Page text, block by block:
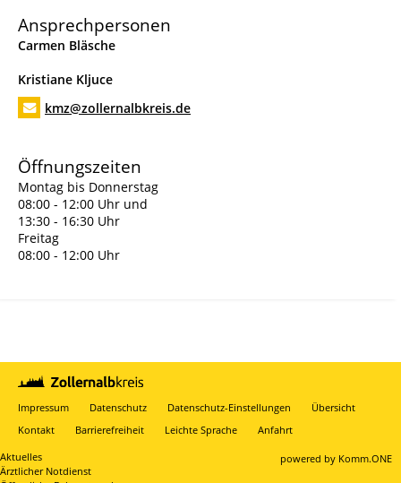
Ansprechpersonen
Carmen Bläsche
Kristiane Kljuce
kmz@zollernalbkreis.de
Öffnungszeiten
Montag bis Donnerstag
08:00 - 12:00 Uhr und
13:30 - 16:30 Uhr
Freitag
08:00 - 12:00 Uhr
Impressum Datenschutz Datenschutz-Einstellungen
Übersicht
Kontakt
Barrierefreiheit Leichte Sprache Anfahrt
powered by Komm.ONE
Aktuelles
Ärztlicher Notdienst